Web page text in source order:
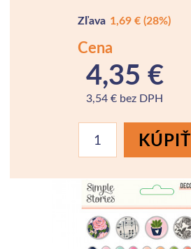
Zľava 1,69 € (28%)
Cena
4,35 €
3,54 € bez DPH
KÚPIŤ